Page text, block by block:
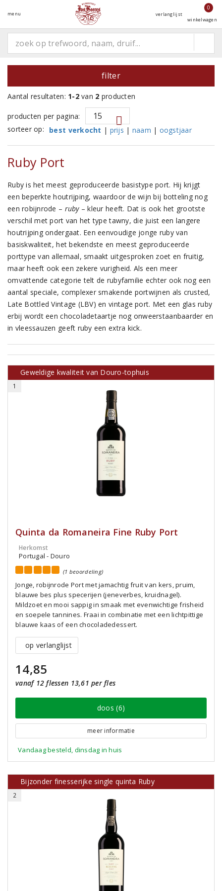
menu verlanglijst
0
winkelwagen
filter
Aantal resultaten: 1-2van 2 producten
producten per pagina:
sorteer op:
best verkocht | prijs | naam | oogstjaar
Ruby Port
Ruby is het meest geproduceerde basistype port. Hij krijgt
een beperkte houtrijping, waardoor de wijn bij botteling nog
een robijnrode – ruby– kleur heeft. Dat is ook het grootste
verschil met port van het type tawny, die juist een langere
houtrijping ondergaat. Een eenvoudige jonge ruby van
basiskwaliteit, het bekendste en meest geproduceerde
porttype van allemaal, smaakt uitgesproken zoet en fruitig,
maar heeft ook een zekere vurigheid. Als een meer
omvattende categorie telt de rubyfamilie echter ook nog een
aantal speciale, complexer smakende portwijnen als crusted,
Late Bottled Vintage (LBV) en vintage port. Met een glas ruby
erbij wordt een chocoladetaartje nog onweerstaanbaarder en
in vleessauzen geeft ruby een extra kick.
Geweldige kwaliteit van Douro-tophuis
1
Quinta da Romaneira Fine Ruby Port
Herkomst
Portugal - Douro
(1 beoordeling)
Jonge, robijnrode Port met jamachtig fruit van kers, pruim,
blauwe bes plus specerijen (jeneverbes, kruidnagel).
Mildzoet en mooi sappig in smaak met evenwichtige frisheid
en soepele tannines. Fraai in combinatie met een lichtpittige
blauwe kaas of een chocoladedessert.
op verlanglijst
14,85
vanaf 12 flessen 13,61 per fles
doos (6)
meer informatie
Vandaag besteld, dinsdag in huis
Bijzonder finesserijke single quinta Ruby
2